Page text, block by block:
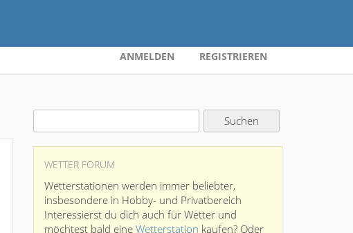
ANMELDEN REGISTRIEREN
WETTER FORUM
Wetterstationen werden immer beliebter,
insbesondere in Hobby- und Privatbereich
Interessierst du dich auch für Wetter und
möchtest bald eine Wetterstation kaufen? Oder